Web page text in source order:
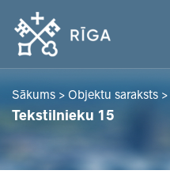
Sākums > Objektu saraksts >
Tekstilnieku 15